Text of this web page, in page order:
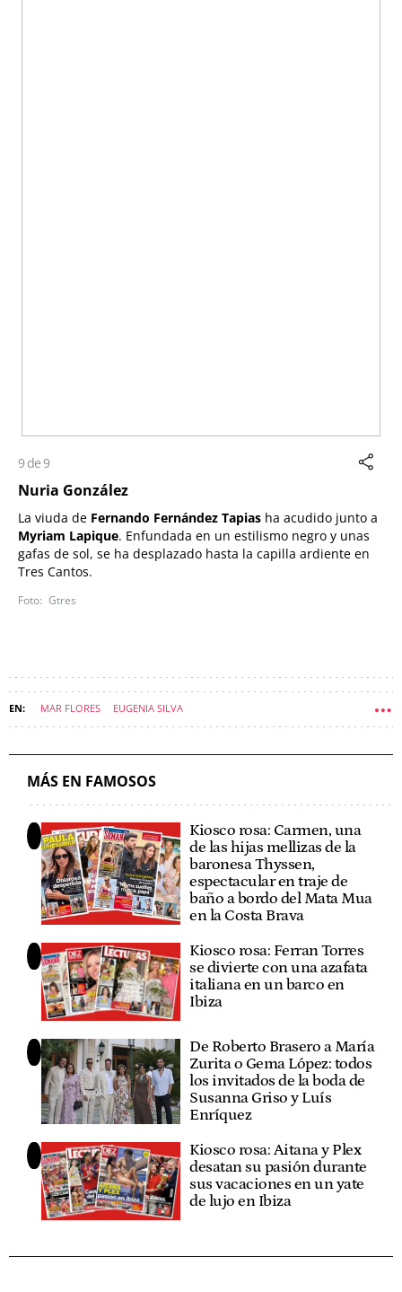
9 de 9
Nuria González
La viuda de Fernando Fernández Tapias ha acudido junto a
Myriam Lapique. Enfundada en un estilismo negro y unas
gafas de sol, se ha desplazado hasta la capilla ardiente en
Tres Cantos.
Gtres
MAR FLORES EUGENIA SILVA
MÁS EN FAMOSOS
Kiosco rosa: Carmen, una
de las hijas mellizas de la
baronesa Thyssen,
espectacular en traje de
baño a bordo del Mata Mua
en la Costa Brava
Kiosco rosa: Ferran Torres
se divierte con una azafata
italiana en un barco en
Ibiza
De Roberto Brasero a María
Zurita o Gema López: todos
los invitados de la boda de
Susanna Griso y Luís
Enríquez
Kiosco rosa: Aitana y Plex
desatan su pasión durante
sus vacaciones en un yate
de lujo en Ibiza